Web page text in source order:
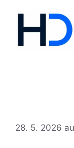
28. 5. 2026